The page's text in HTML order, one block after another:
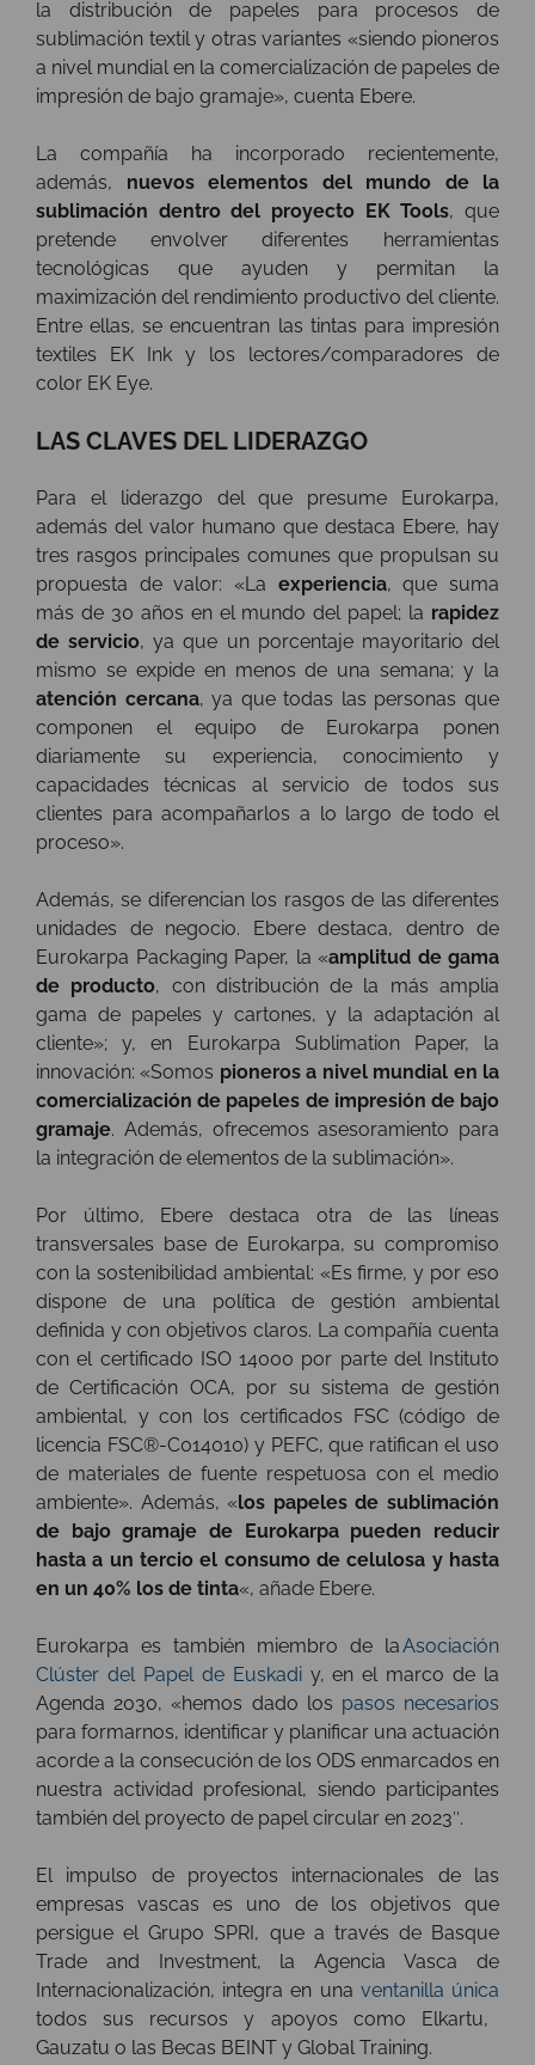
la distribución de papeles para procesos de
sublimación textil y otras variantes «siendo pioneros
a nivel mundial en la comercialización de papeles de
impresión de bajo gramaje», cuenta Ebere.
La compañía ha incorporado recientemente,
además, nuevos elementos del mundo de la
sublimación dentro del proyecto EK Tools, que
pretende envolver diferentes herramientas
tecnológicas que ayuden y permitan la
maximización del rendimiento productivo del cliente.
Entre ellas, se encuentran las tintas para impresión
textiles EK Ink y los lectores/comparadores de
color EK Eye.
LAS CLAVES DEL LIDERAZGO
Para el liderazgo del que presume Eurokarpa,
además del valor humano que destaca Ebere, hay
tres rasgos principales comunes que propulsan su
propuesta de valor: «La experiencia, que suma
más de 30 años en el mundo del papel; la rapidez
de servicio, ya que un porcentaje mayoritario del
mismo se expide en menos de una semana; y la
atención cercana, ya que todas las personas que
componen el equipo de Eurokarpa ponen
diariamente su experiencia, conocimiento y
capacidades técnicas al servicio de todos sus
clientes para acompañarlos a lo largo de todo el
proceso».
Además, se diferencian los rasgos de las diferentes
unidades de negocio. Ebere destaca, dentro de
Eurokarpa Packaging Paper, la «amplitud de gama
de producto, con distribución de la más amplia
gama de papeles y cartones, y la adaptación al
cliente»; y, en Eurokarpa Sublimation Paper, la
innovación: «Somos pioneros a nivel mundial en la
comercialización de papeles de impresión de bajo
gramaje. Además, ofrecemos asesoramiento para
la integración de elementos de la sublimación».
Por último, Ebere destaca otra de las líneas
transversales base de Eurokarpa, su compromiso
con la sostenibilidad ambiental: «Es firme, y por eso
dispone de una política de gestión ambiental
definida y con objetivos claros. La compañía cuenta
con el certificado ISO 14000 por parte del Instituto
de Certificación OCA, por su sistema de gestión
ambiental, y con los certificados FSC (código de
licencia FSC®-C014010) y PEFC, que ratifican el uso
de materiales de fuente respetuosa con el medio
ambiente». Además, «los papeles de sublimación
de bajo gramaje de Eurokarpa pueden reducir
hasta a un tercio el consumo de celulosa y hasta
en un 40% los de tinta«, añade Ebere.
Eurokarpa es también miembro de laAsociación
Clúster del Papel de Euskadiy, en el marco de la
Agenda 2030, «hemos dado los pasos necesarios
para formarnos, identificar y planificar una actuación
acorde a la consecución de los ODS enmarcados en
nuestra actividad profesional, siendo participantes
también del proyecto de papel circular en 2023″.
El impulso de proyectos internacionales de las
empresas vascas es uno de los objetivos que
persigue el Grupo SPRI, que a través de Basque
Trade and Investment, la Agencia Vasca de
Internacionalización, integra en una ventanilla única
todos sus recursos y apoyos como Elkartu,
Gauzatu o las Becas BEINT y Global Training.